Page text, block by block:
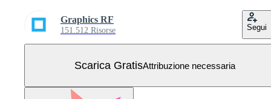
Graphics RF
151.512 Risorse Segui
Scarica GratisAttribuzione necessaria